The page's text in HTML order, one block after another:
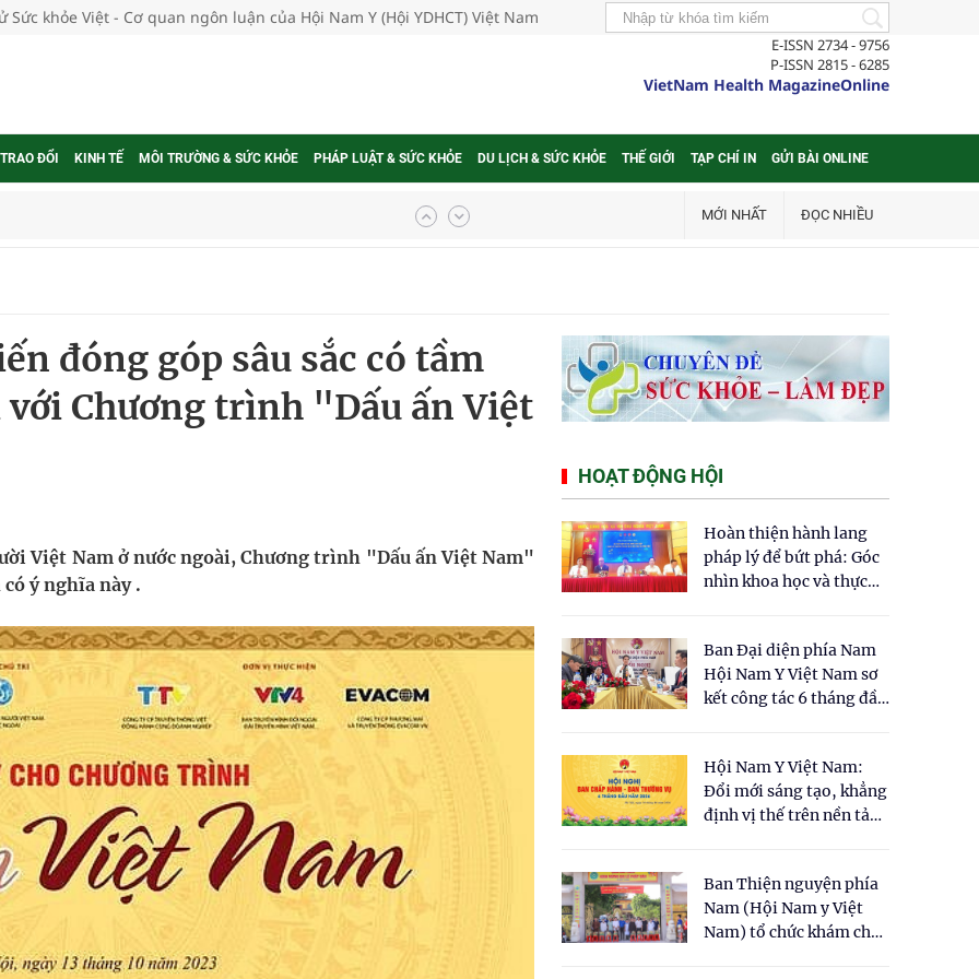
Sức khỏe Việt - Cơ quan ngôn luận của Hội Nam Y (Hội YDHCT) Việt Nam
E-ISSN 2734 - 9756
P-ISSN 2815 - 6285
VietNam Health MagazineOnline
ĐỔI KINH TẾ MÔI TRƯỜNG & SỨC KHỎE PHÁP LUẬT & SỨC KHỎE DU LỊCH & SỨC KHỎE THẾ GIỚI TẠP CHÍ IN GỬI BÀI ONLINE
ung thư
quốc
mới của Việt Nam
hai cấp trong quản lý hoạt động nha khoa,
lực cho môi trường và cộng đồng
bảo hiểm y tế nếu không đăng ký khám theo yêu
thực tế
MỚI NHẤT ĐỌC NHIỀU
đóng góp sâu sắc có tầm
Chương trình "Dấu ấn Việt
Việt Nam ở nước ngoài, Chương trình "Dấu ấn Việt Nam"
ý nghĩa này .
HOẠT ĐỘNG HỘI
Hoàn thiện hành lang
pháp lý để bứt phá: Góc
nhìn khoa học và thực
cho Luật Y dược cổ
truyền Việt Nam"
Ban Đại diện phía Nam
Hội Nam Y Việt Nam sơ
kết công tác 6 tháng đầu
Hội Nam Y Việt Nam:
Đổi mới sáng tạo, khẳng
định vị thế trên nền tảng
Ban Thiện nguyện phía
Nam (Hội Nam y Việt
Nam) tổ chức khám chữa